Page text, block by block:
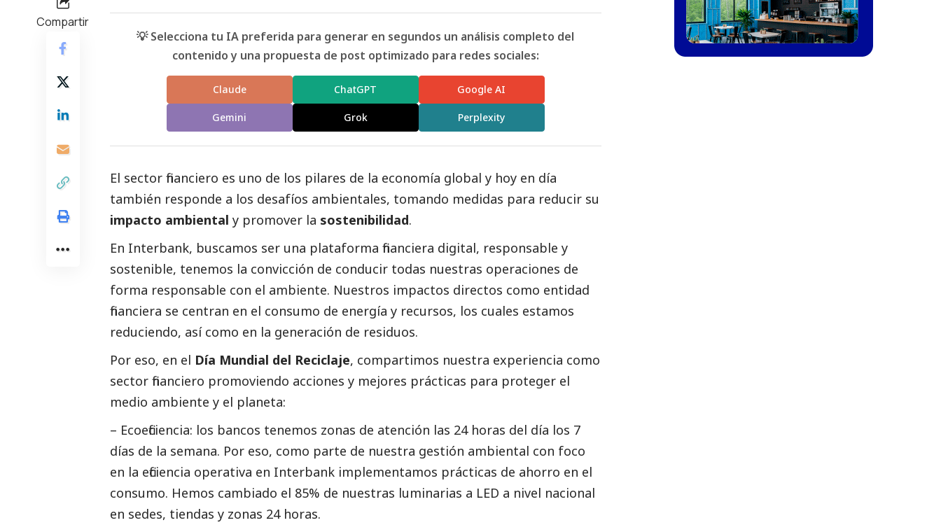
Compartir
💡 Selecciona tu IA preferida para generar en segundos un análisis completo del
contenido y una propuesta de post optimizado para redes sociales:
Claude ChatGPT Google AI
Gemini Grok Perplexity
El sector financiero es uno de los pilares de la economía global y hoy en día
también responde a los desafíos ambientales, tomando medidas para reducir su
impacto ambiental y promover la sostenibilidad.
En Interbank, buscamos ser una plataforma financiera digital, responsable y
sostenible, tenemos la convicción de conducir todas nuestras operaciones de
forma responsable con el ambiente. Nuestros impactos directos como entidad
financiera se centran en el consumo de energía y recursos, los cuales estamos
reduciendo, así como en la generación de residuos.
Por eso, en el Día Mundial del Reciclaje, compartimos nuestra experiencia como
sector financiero promoviendo acciones y mejores prácticas para proteger el
medio ambiente y el planeta:
– Ecoeficiencia: los bancos tenemos zonas de atención las 24 horas del día los 7
días de la semana. Por eso, como parte de nuestra gestión ambiental con foco
en la eficiencia operativa en Interbank implementamos prácticas de ahorro en el
consumo. Hemos cambiado el 85% de nuestras luminarias a LED a nivel nacional
en sedes, tiendas y zonas 24 horas.